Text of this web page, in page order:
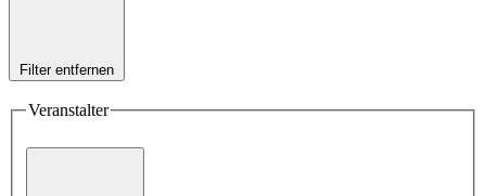
Filter entfernen
Veranstalter